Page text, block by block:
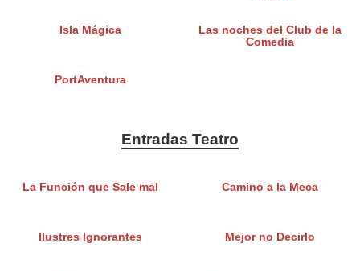
Isla Mágica
Las noches del Club de la
Comedia
PortAventura
Entradas Teatro
La Función que Sale mal Camino a la Meca
Ilustres Ignorantes Mejor no Decirlo